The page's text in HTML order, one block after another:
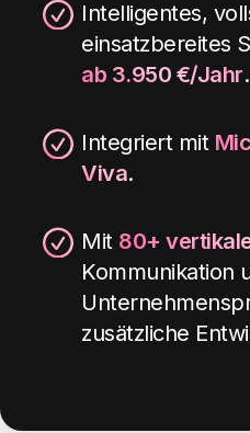
Intelligentes,
einsatzbereites
ab 3.950 €/Jahr.
Integriert mit
Viva.
Mit 80+
Kommunikation
zusätzliche